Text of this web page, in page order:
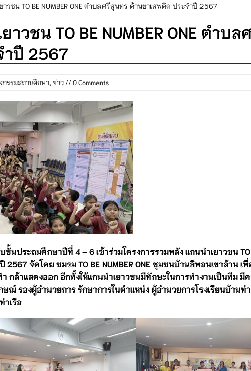
ยเครื่องราชสักการะ วางพานพุ่ม และจุดเทียนถวายพระพรชัยมงคล เนื่องในโอกา
ยเทียนพรรษา สืบสานพระพุทธศาสนา เนื่องในวันอาสาฬหบูชาและวันเข้าพรรษา
FOR KIDS เสริมสร้างวินัยและความปลอดภัยในการใช้รถใช้ถนน
วชน TO BE NUMBER ONE ตำบลศรีสุนทร ต้านยาเสพติด ประจำปี 2567
วชน TO BE NUMBER ONE ตำบล
ปี 2567
กรรมสถานศึกษา, ข่าว // 0 Comments
ประถมศึกษาปีที่ 4 – 6 เข้าร่วมโครงการรวมพลัง แกนนำเยาวชน TO
จัดโดย ชมรม TO BE NUMBER ONE ชุมชนบ้านลิพอนเขาล้าน เ
กล้าแสดงออก อีกทั้งให้แกนนำเยาวชนมีทักษะในการทำงานเป็นทีม มีค
องผู้อำนวยการ รักษาการในตำแหน่ง ผู้อำนวยการโรงเรียนบ้านท่า
าเรือ